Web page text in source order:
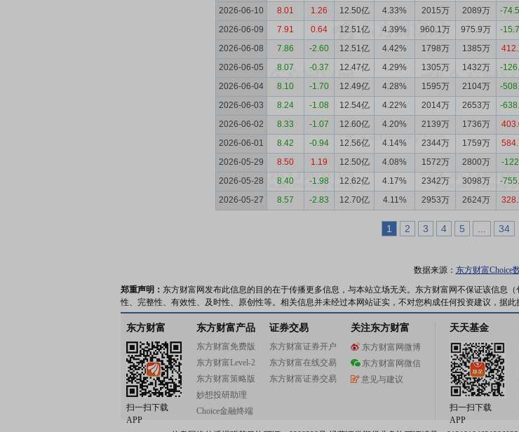
2026-06-10
8.01 1.26 12.50亿 4.33% 2015万 2089万 -
2026-06-09
7.91 0.64 12.51亿 4.39% 960.1万 975.9万 -
2026-06-08
7.86 -2.60 12.51亿 4.42% 1798万 1385万
2026-06-05
8.07 -0.37 12.47亿 4.29% 1305万 1432万 -
2026-06-04
8.10 -1.70 12.49亿 4.28% 1595万 2104万 -
2026-06-03
8.24 -1.08 12.54亿 4.22% 2014万 2653万 -
2026-06-02
8.33 -1.07 12.60亿 4.20% 2139万 1736万
2026-06-01
8.42 -0.94 12.56亿 4.14% 2344万 1759万
2026-05-29
8.50 1.19 12.50亿 4.08% 1572万 2800万 -
2026-05-28
8.40 -1.98 12.62亿 4.17% 2342万 3098万 -
2026-05-27
8.57 -2.83 12.70亿 4.11% 2953万 2624万
1 2 3 4 5 34
数据来源： 东方财富Choice
郑重声明： 东方财富网发布此信息的目的在于传播更多信息，与本站立场无关。东方财富网不保证该信息
性、完整性、有效性、及时性、原创性等。相关信息并未经过本网站证实，不对您构成任何投资建议，据此
东方财富
扫一扫下载
APP
东方财富产品
东方财富免费版
东方财富Level-2
东方财富策略版
妙想投研助理
Choice金融终端
证券交易
东方财富证券开户
东方财富在线交易
东方财富证券交易
关注东方财富
东方财富网微博
东方财富网微信
意见与建议
天天基金
扫一扫下载
APP